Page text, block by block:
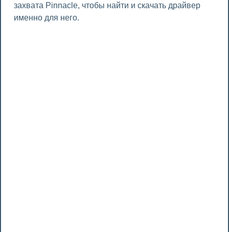
захвата Pinnacle, чтобы найти и скачать драйвер
именно для него.